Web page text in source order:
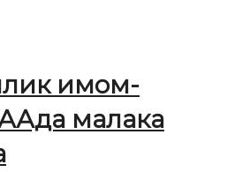
имом-
малака